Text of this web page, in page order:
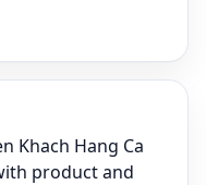
Khach Hang Ca
product and